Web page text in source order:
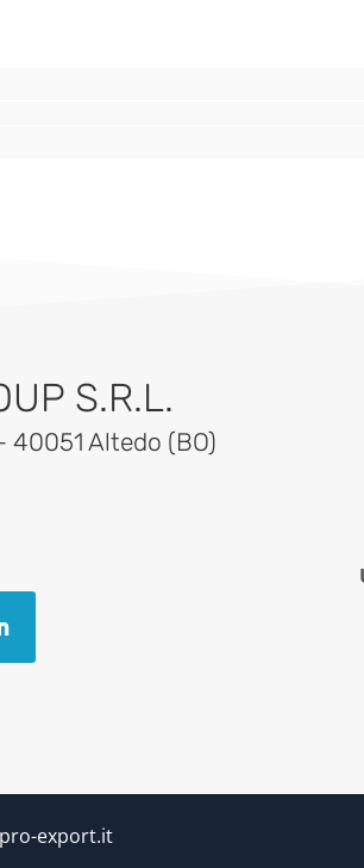
S.R.L.
40051 Altedo (BO)
pro-export.it